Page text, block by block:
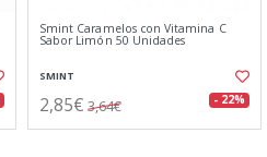
Smint Caramelos con Vitamina C
Sabor Limón 50 Unidades
SMINT
2,85€ 3,64€ - 22%